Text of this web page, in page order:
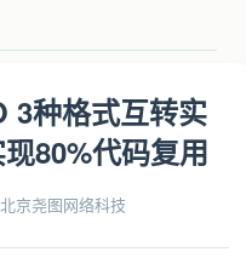
3种格式互转实
80%代码复用
北京尧图网络科技